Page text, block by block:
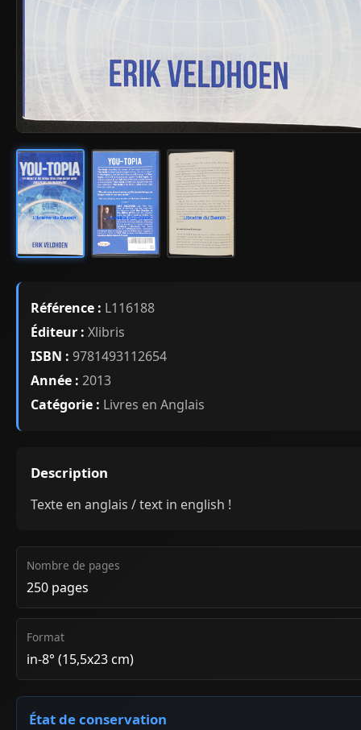
Référence : L116188
Éditeur : Xlibris
ISBN : 9781493112654
Année : 2013
Catégorie : Livres en Anglais
Description
Texte en anglais / text in english !
Nombre de pages
250 pages
Format
in-8° (15,5x23 cm)
État de conservation